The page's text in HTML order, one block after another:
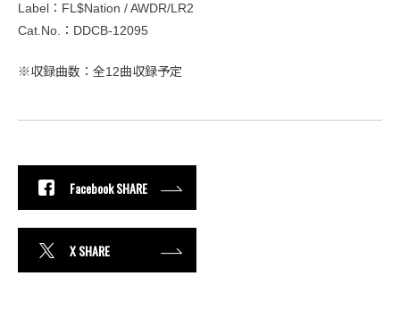
Label：FL$Nation / AWDR/LR2
Cat.No.：DDCB-12095
※収録曲数：全12曲収録予定
Facebook SHARE
X SHARE